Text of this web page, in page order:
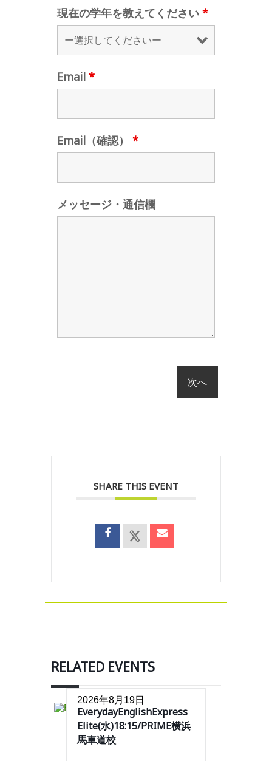
現在の学年を教えてください *
Email *
Email（確認） *
メッセージ・通信欄
SHARE THIS EVENT
RELATED EVENTS
2026年8月19日
EverydayEnglishExpress
Elite(水)18:15/PRIME横浜
馬車道校